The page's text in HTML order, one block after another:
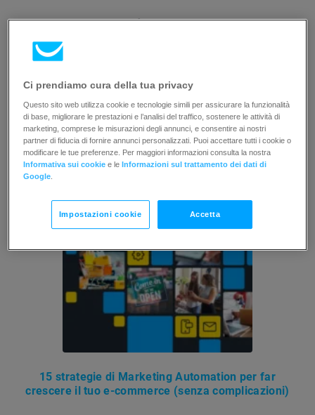
Risorse
15 strategie di Marketing Automation per far
crescere il tuo e-commerce (senza complicazioni)
Ci prendiamo cura della tua privacy
Questo sito web utilizza cookie e tecnologie simili per assicurare la funzionalità
di base, migliorare le prestazioni e l’analisi del traffico, sostenere le attività di
marketing, comprese le misurazioni degli annunci, e consentire ai nostri
partner di fiducia di fornire annunci personalizzati. Puoi accettare tutti i cookie o
modificare le tue preferenze. Per maggiori informazioni consulta la nostra
Informativa sui cookie e leInformazioni sul trattamento dei dati di
Google
Impostazioni cookie Accetta